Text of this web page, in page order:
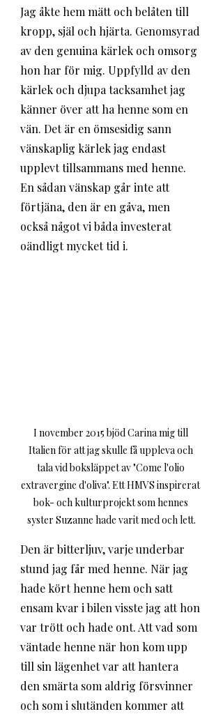
Jag åkte hem mätt och belåten till
kropp, själ och hjärta. Genomsyrad
av den genuina kärlek och omsorg
hon har för mig. Uppfylld av den
kärlek och djupa tacksamhet jag
känner över att ha henne som en
vän. Det är en ömsesidig sann
vänskaplig kärlek jag endast
upplevt tillsammans med henne.
En sådan vänskap går inte att
förtjäna, den är en gåva, men
också något vi båda investerat
oändligt mycket tid i.
I november 2015 bjöd Carina mig till
Italien för att jag skulle få uppleva och
tala vid boksläppet av "Come l'olio
extravergine d'oliva". Ett HMVS inspirerat
bok- och kulturprojekt som hennes
syster Suzanne hade varit med och lett.
Den är bitterljuv, varje underbar
stund jag får med henne. När jag
hade kört henne hem och satt
ensam kvar i bilen visste jag att hon
var trött och hade ont. Att vad som
väntade henne när hon kom upp
till sin lägenhet var att hantera
den smärta som aldrig försvinner
och som i slutänden kommer att